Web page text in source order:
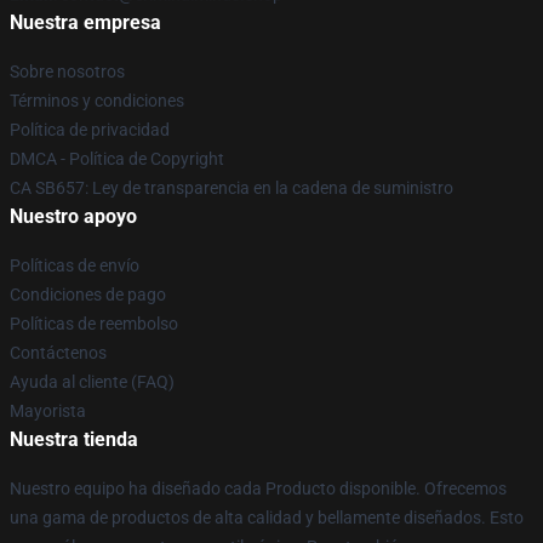
Nuestra empresa
Sobre nosotros
Términos y condiciones
Política de privacidad
DMCA - Política de Copyright
CA SB657: Ley de transparencia en la cadena de suministro
Nuestro apoyo
Políticas de envío
Condiciones de pago
Políticas de reembolso
Contáctenos
Ayuda al cliente (FAQ)
Mayorista
Nuestra tienda
Nuestro equipo ha diseñado cada Producto disponible. Ofrecemos
una gama de productos de alta calidad y bellamente diseñados. Esto